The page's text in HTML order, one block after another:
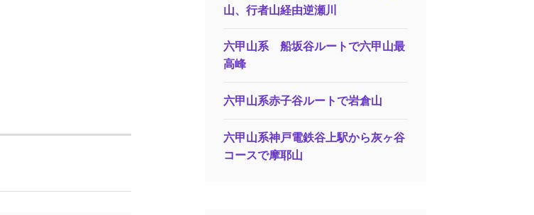
山、行者山経由逆瀬川
六甲山系 船坂谷ルートで六甲山最
高峰
六甲山系赤子谷ルートで岩倉山
六甲山系神戸電鉄谷上駅から灰ヶ谷
コースで摩耶山